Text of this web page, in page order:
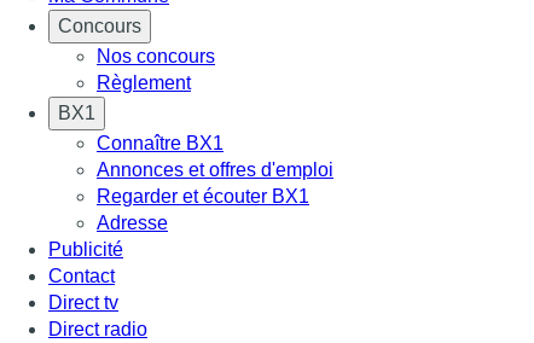
Concours
Nos concours
Règlement
BX1
Connaître BX1
Annonces et offres d'emploi
Regarder et écouter BX1
Adresse
Publicité
Contact
Direct tv
Direct radio